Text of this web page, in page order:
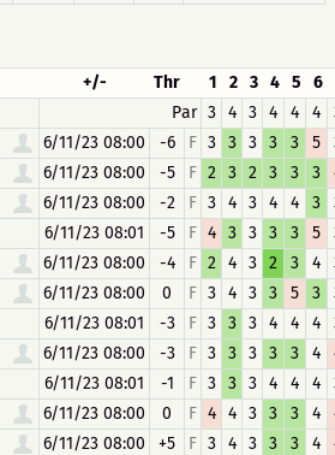
+/- Thr 1 2 3 4 5 6
Par 3 4 3 4 4 4
6/11/23 08:00 -6 F 3 3 3 3 3 5
6/11/23 08:00 -5 F 2 3 2 3 3 3
6/11/23 08:00 -2 F 3 4 3 4 4 3
6/11/23 08:01
-5 F 4 3 3 3 3 5
6/11/23 08:00 -4 F 2 4 3 2 3 4
6/11/23 08:00 0 F 3 4 3 3 5 3
6/11/23 08:01
-3 F 3 3 3 4 4 4
6/11/23 08:00 -3 F 3 3 3 3 3 4
6/11/23 08:01
-1 F 3 3 3 4 4 4
6/11/23 08:00 0 F 4 4 3 3 3 4
6/11/23 08:00 +5 F 3 4 3 3 3 4